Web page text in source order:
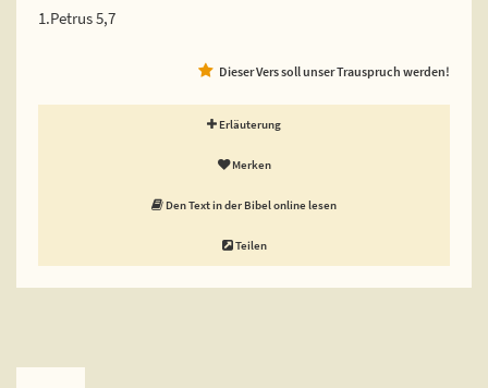
1.Petrus 5,7
Dieser Vers soll unser Trauspruch werden!
Erläuterung
Merken
Den Text in der Bibel online lesen
Teilen